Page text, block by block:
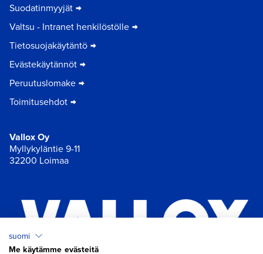
Suodatinmyyjät
Valtsu - Intranet henkilöstölle
Tietosuojakäytäntö
Evästekäytännöt
Peruutuslomake
Toimitusehdot
Vallox Oy
Myllykyläntie 9-11
32200 Loimaa
suomi
Me käytämme evästeitä